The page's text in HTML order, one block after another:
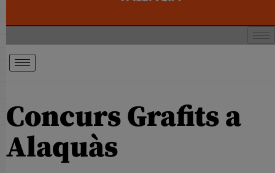
Concurs Grafits a
Alaquàs